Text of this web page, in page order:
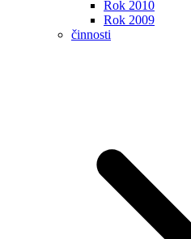
Rok 2010
Rok 2009
činnosti